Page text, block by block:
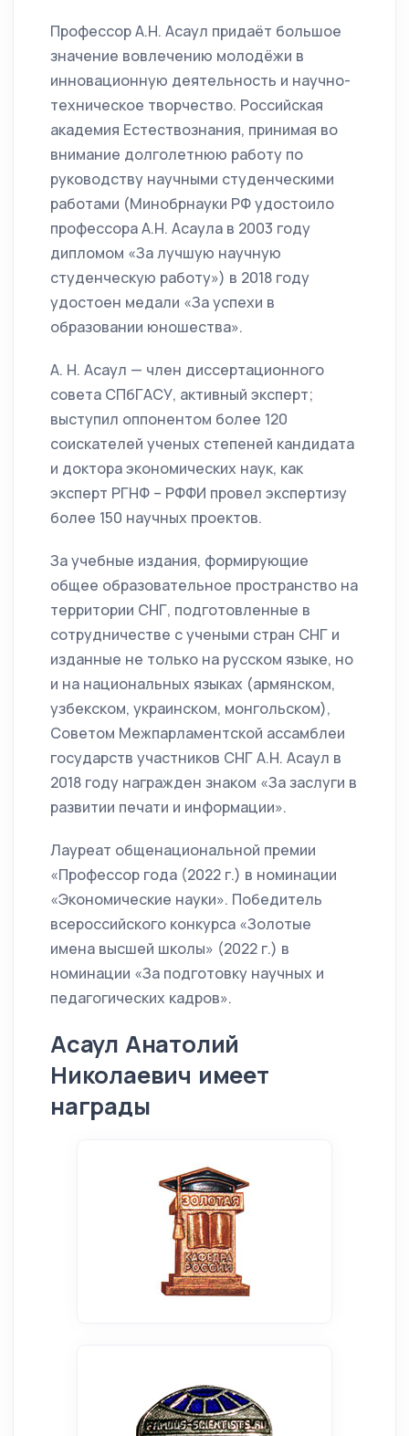
Профессор А.Н. Асаул придаёт большое
значение вовлечению молодёжи в
инновационную деятельность и научно-
техническое творчество. Российская
академия Естествознания, принимая во
внимание долголетнюю работу по
руководству научными студенческими
работами (Минобрнауки РФ удостоило
профессора А.Н. Асаула в 2003 году
дипломом «За лучшую научную
студенческую работу») в 2018 году
удостоен медали «За успехи в
образовании юношества».
А. Н. Асаул — член диссертационного
совета СПбГАСУ, актив­ный эксперт;
выступил оппонентом более 120
соискателей ученых степеней кандидата
и доктора экономических наук, как
эксперт РГНФ – РФФИ провел экспертизу
более 150 научных проектов.
За учебные издания, формирующие
общее образовательное пространство на
территории СНГ, подготовленные в
сотрудничестве с учеными стран СНГ и
изданные не только на русском языке, но
и на национальных языках (армянском,
узбекском, украинском, монгольском),
Советом Межпарламентской ассамблеи
государств участников СНГ А.Н. Асаул в
2018 году награжден знаком «За заслуги в
развитии печати и информации».
Лауреат общенациональной премии
«Профессор года (2022 г.) в номинации
«Экономические науки». Победитель
всероссийского конкурса «Золотые
имена высшей школы» (2022 г.) в
номинации «За подготовку научных и
педагогических кадров».
Асаул Анатолий
Николаевич имеет
награды